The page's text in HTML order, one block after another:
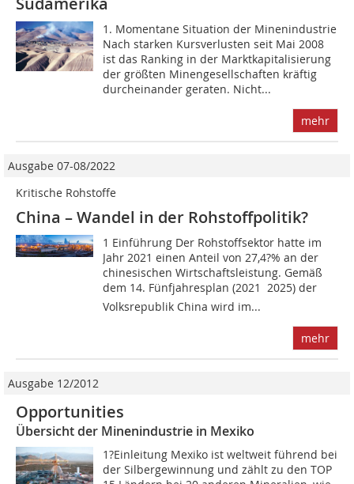
1. Momentane Situation der Minenindustrie
Nach starken Kursverlusten seit Mai 2008
ist das Ranking in der Marktkapitalisierung
der größten Minengesellschaften kräftig
durcheinander geraten. Nicht...
mehr
Ausgabe 07-08/2022
Kritische Rohstoffe
China – Wandel in der Rohstoffpolitik?
1 Einführung Der Rohstoffsektor hatte im
Jahr 2021 einen Anteil von 27,4?% an der
chinesischen Wirtschaftsleistung. Gemäß
dem 14. Fünfjahresplan (2021  2025) der
Volksrepublik China wird im...
mehr
Ausgabe 12/2012
Opportunities
Übersicht der Minenindustrie in Mexiko
1?Einleitung Mexiko ist weltweit führend bei
der Silbergewinnung und zählt zu den TOP